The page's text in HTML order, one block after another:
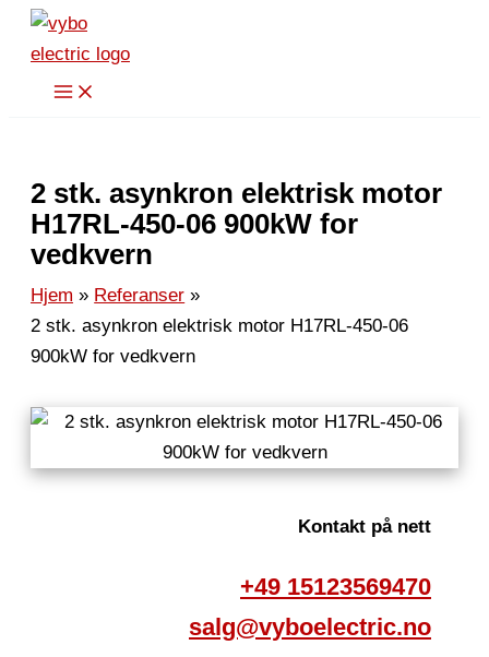
Hopp
rett
2 stk. asynkron elektrisk motor
H17RL-450-06 900kW for
vedkvern
Hjem
Referanser
2 stk. asynkron elektrisk motor H17RL-450-06
900kW for vedkvern
Kontakt på nett
+49 15123569470
salg@vyboelectric.no